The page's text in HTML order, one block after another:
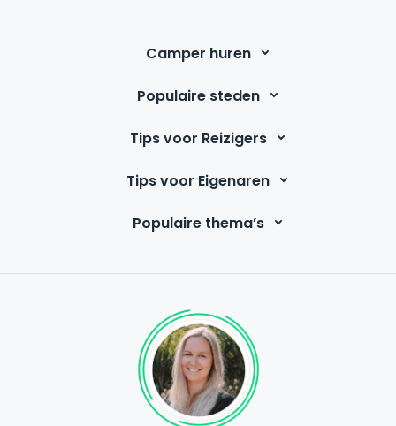
Camper huren
Populaire steden
Tips voor Reizigers
Tips voor Eigenaren
Populaire thema’s